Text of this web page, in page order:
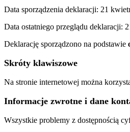
Data sporządzenia deklaracji: 21
Data ostatniego przeglądu deklaracji:
Deklarację sporządzono na podstawie
Skróty klawiszowe
Na stronie internetowej można
Informacje zwrotne i dane
Wszystkie problemy z dostępnością